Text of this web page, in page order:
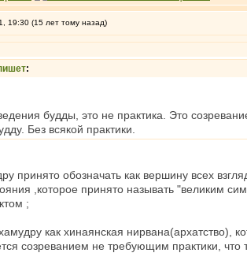
19:30 (15 лет тому назад)
:
будды, это не практика. Это
Без всякой практики.
принято обозначать как вершину всех
,которое принято называть "великим
;
как хинаянская нирвана(архатство),
созреванием не требующим практики, что